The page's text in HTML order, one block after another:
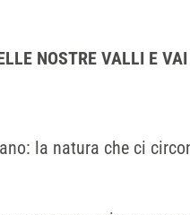
NOSTRE VALLI E
la natura che ci